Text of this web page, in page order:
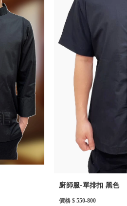
廚師服-單排扣 黑色
價格 $ 550-800